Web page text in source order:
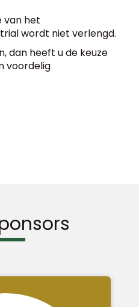
van het
wordt niet verlengd.
dan heeft u de keuze
voordelig